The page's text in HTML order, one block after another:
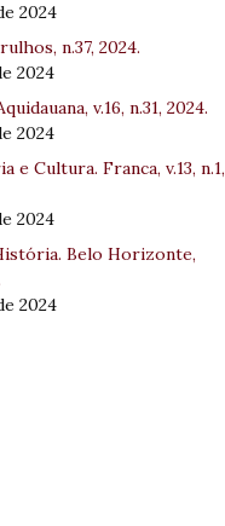
2024
n.37, 2024.
2024
v.16, n.31, 2024.
2024
e Cultura. Franca, v.13, n.1,
2024
Belo Horizonte,
2024